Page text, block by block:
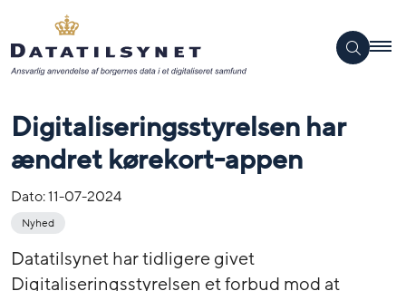
Digitaliseringsstyrelsen har
ændret kørekort-appen
Dato:11-07-2024
Nyhed
Datatilsynet har tidligere givet
Digitaliseringsstyrelsen et forbud mod at